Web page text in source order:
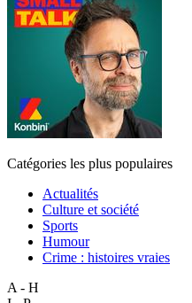
Catégories les plus populaires
Actualités
Culture et société
Sports
Humour
Crime : histoires vraies
A - H